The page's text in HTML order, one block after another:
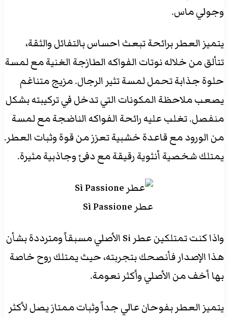
وجولي ماس.
يتميز العطر برائحة تبعث احساس بالتفائل والثقة،
تتألق من خلاله نوتات الفواكه الطازجة الغنية مع لمسة
حلوة جذابة تحمل لمسة تثير الرجال. مزيج متناغم
يصعب ملاحظة المكونات التي تدخل في تركيبته بشكل
منفصل. تغلب عليه رائحة الفواكه الناضجة مع لمسة
من الورود مع قاعدة خشبية تعزز من قوة وثبات العطر.
يمتلك شخصية أنثوية رقيقة مع دفئ وجاذبية مثيرة.
عطر Sì Passione
واذا كنت تمتلكين عطر Si الأصلي مسبقاً ومترددة بشأن
هذا الإصدار فأنصحك بتجربته، حيث يمتلك روح خاصة
بها أخف من الأصلي وأكثر نعومة.
يتميز العطر بفوحان عالي جداً وثبات ممتاز يصل لأكثر